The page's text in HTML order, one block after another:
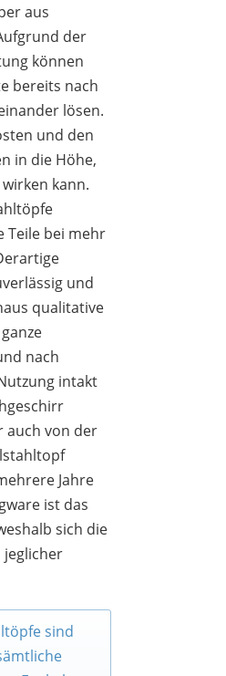
aus
der
können
bereits nach
lösen.
und den
in die Höhe,
kann.
Teile bei mehr
und
qualitative
nach
intakt
auch von der
Jahre
ist das
sich die
jeglicher
sind